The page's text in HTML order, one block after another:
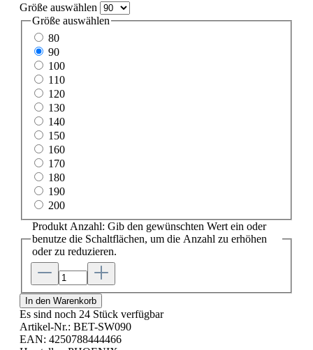
Größe auswählen
Größe auswählen
80
90
100
110
120
130
140
150
160
170
180
190
200
Produkt Anzahl: Gib den gewünschten Wert ein oder
benutze die Schaltflächen, um die Anzahl zu erhöhen
oder zu reduzieren.
In den Warenkorb
Es sind noch 24 Stück verfügbar
Artikel-Nr.: BET-SW090
EAN: 4250788444466